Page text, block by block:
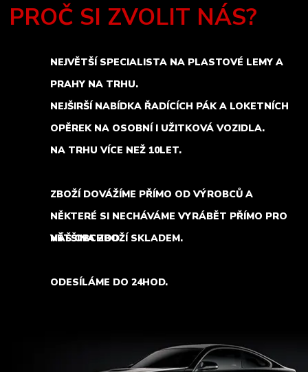
PROČ SI ZVOLIT NÁS?
NEJVĚTŠÍ SPECIALISTA NA PLASTOVÉ LEMY A
PRAHY NA TRHU.
NEJŠIRŠÍ NABÍDKA ŘADÍCÍCH PÁK A LOKETNÍCH
OPĚREK NA OSOBNÍ I UŽITKOVÁ VOZIDLA.
NA TRHU VÍCE NEŽ 10LET.
ZBOŽÍ DOVÁŽÍME PŘÍMO OD VÝROBCŮ A
NĚKTERÉ SI NECHÁVÁME VYRÁBĚT PŘÍMO PRO
NÁŠ OBCHOD.
VĚTŠINA ZBOŽÍ SKLADEM.
ODESÍLÁME DO 24HOD.